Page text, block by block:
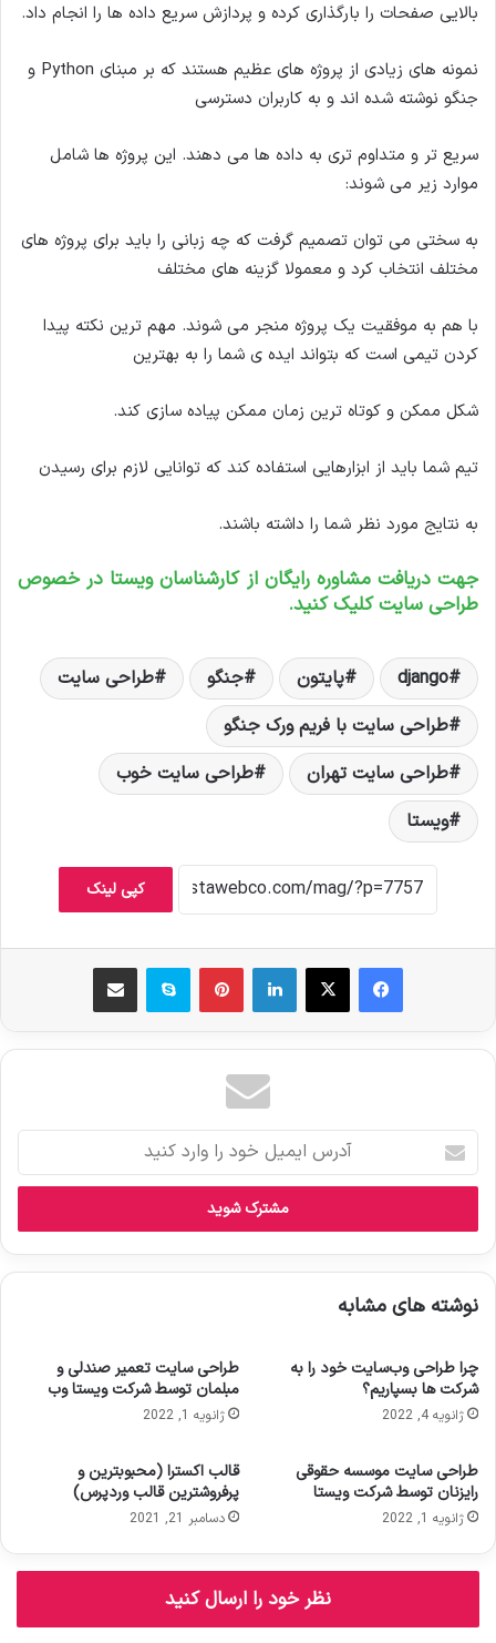
بالایی صفحات را بارگذاری کرده و پردازش سریع داده ها را انجام داد.
نمونه های زیادی از پروژه های عظیم هستند که بر مبنای Python و
جنگو نوشته شده اند و به کاربران دسترسی
سریع تر و متداوم تری به داده ها می دهند. این پروژه ها شامل
موارد زیر می شوند:
به سختی می توان تصمیم گرفت که چه زبانی را باید برای پروژه های
مختلف انتخاب کرد و معمولا گزینه های مختلف
با هم به موفقیت یک پروژه منجر می شوند. مهم ترین نکته پیدا
کردن تیمی است که بتواند ایده ی شما را به بهترین
شکل ممکن و کوتاه ترین زمان ممکن پیاده سازی کند.
تیم شما باید از ابزارهایی استفاده کند که توانایی لازم برای رسیدن
به نتایج مورد نظر شما را داشته باشند.
جهت دریافت مشاوره رایگان از کارشناسان ویستا در خصوص
طراحیسایتکلیک کنید.
django پایتون جنگو
طراحی سایت
طراحی سایت با فریم ورک جنگو
طراحی سایت تهران
طراحی سایت خوب
ویستا
کپی لینک
فیس بوک لینکدین ‫پین‌ترست اسکایپ
ر
ا
ی
ی
و
د
ر
و
ا
ر
ک
د
نوشته های مشابه
چرا طراحی وب‌سایت خود را به
شرکت ها بسپاریم؟
ژانویه 4, 2022
طراحی سایت تعمیر صندلی و
مبلمان توسط شرکت ویستا وب
ژانویه 1, 2022
طراحی سایت موسسه حقوقی
رایزنان توسط شرکت ویستا
ژانویه 1, 2022
قالب اکسترا (محبوبترین و
پرفروشترین قالب وردپرس)
دسامبر 21, 2021
نظر خود را ارسال کنید